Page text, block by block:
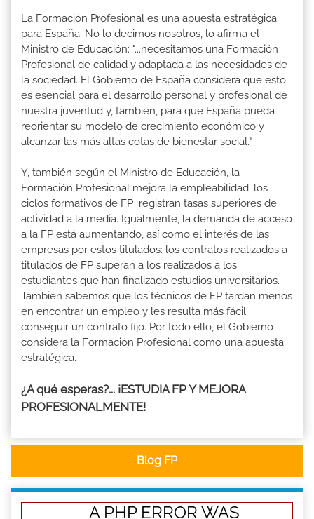
La Formación Profesional es una apuesta estratégica
para España. No lo decimos nosotros, lo afirma el
Ministro de Educación: "...necesitamos una Formación
Profesional de calidad y adaptada a las necesidades de
la sociedad. El Gobierno de España considera que esto
es esencial para el desarrollo personal y profesional de
nuestra juventud y, también, para que España pueda
reorientar su modelo de crecimiento económico y
alcanzar las más altas cotas de bienestar social."
Y, también según el Ministro de Educación, la
Formación Profesional mejora la empleabilidad: los
ciclos formativos de FP registran tasas superiores de
actividad a la media. Igualmente, la demanda de acceso
a la FP está aumentando, así como el interés de las
empresas por estos titulados: los contratos realizados a
titulados de FP superan a los realizados a los
estudiantes que han finalizado estudios universitarios.
También sabemos que los técnicos de FP tardan menos
en encontrar un empleo y les resulta más fácil
conseguir un contrato fijo. Por todo ello, el Gobierno
considera la Formación Profesional como una apuesta
estratégica.
¿A qué esperas?... ¡ESTUDIA FP Y MEJORA
PROFESIONALMENTE!
Blog FP
A PHP ERROR WAS